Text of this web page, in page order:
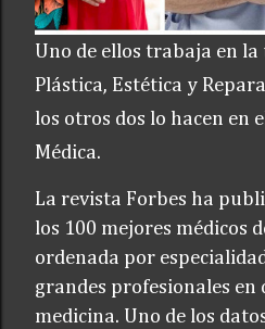
Uno de ellos trabaja en
Plástica, Estética y
los otros dos lo hacen en
Médica.
La revista Forbes ha
los 100 mejores médicos
ordenada por
grandes profesionales en
medicina. Uno de los